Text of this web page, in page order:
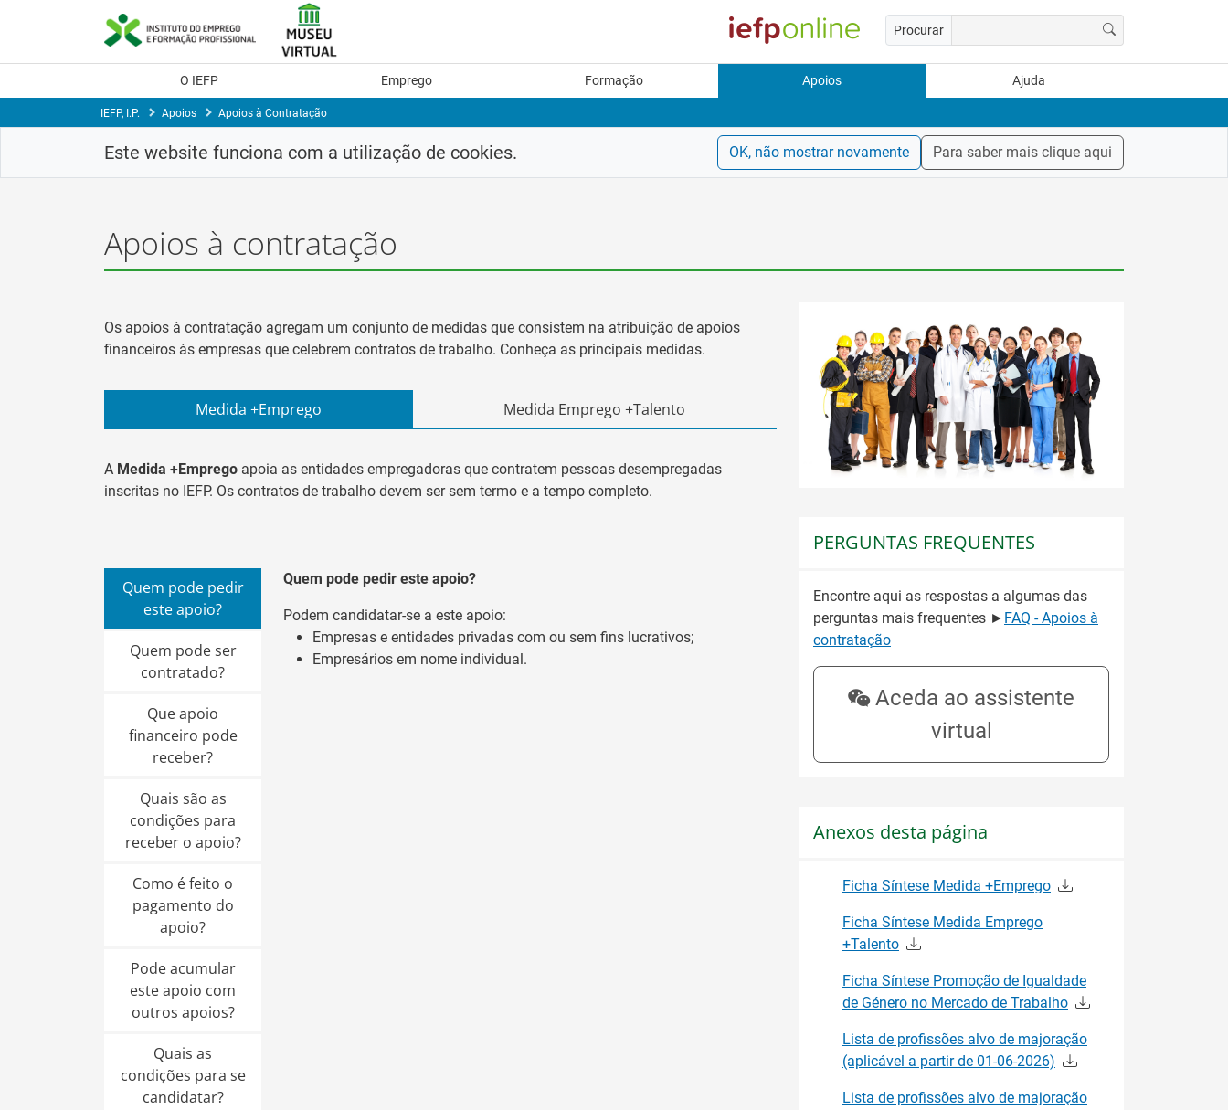
principal
Procurar
O IEFP Emprego Formação Apoios Ajuda
IEFP, I.P. Apoios Apoios à Contratação
Este website funciona com a utilização de cookies. OK, não mostrar novamente Para saber mais clique aqui
Apoios à contratação
Os apoios à contratação agregam um conjunto de medidas que consistem na atribuição de apoios
financeiros às empresas que celebrem contratos de trabalho. Conheça as principais medidas.
Medida +Emprego Medida Emprego +Talento
A Medida +Emprego apoia as entidades empregadoras que contratem pessoas desempregadas
inscritas no IEFP. Os contratos de trabalho devem ser sem termo e a tempo completo.
Quem pode pedir
este apoio?
Quem pode ser
contratado?
Que apoio
financeiro pode
receber?
Quais são as
condições para
receber o apoio?
Como é feito o
pagamento do
apoio?
Pode acumular
este apoio com
outros apoios?
Quais as
condições para se
candidatar?
Quem pode pedir este apoio?
Podem candidatar-se a este apoio:
Empresas e entidades privadas com ou sem fins lucrativos;
Empresários em nome individual.
PERGUNTAS FREQUENTES
Encontre aqui as respostas a algumas das
perguntas mais frequentes ► FAQ - Apoios à
contratação
Aceda ao assistente
virtual
Anexos desta página
Ficha Síntese Medida +Emprego
Ficha Síntese Medida Emprego
+Talento
Ficha Síntese Promoção de Igualdade
de Género no Mercado de Trabalho
Lista de profissões alvo de majoração
(aplicável a partir de 01-06-2026)
Lista de profissões alvo de majoração